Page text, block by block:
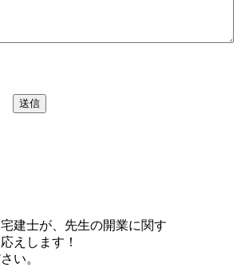
建士が、 先生の開業に関す
えします！
い。